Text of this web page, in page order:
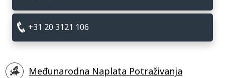
+31 20 3121 106
Međunarodna Naplata Potraživanja